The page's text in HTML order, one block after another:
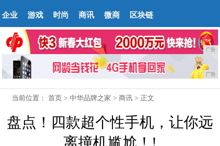
企业 游戏 时尚 商讯 微商 区块链
广告
广告
当前位置：首页 >中华品牌之家 >商讯 > 正文
盘点！四款超个性手机，让你远
离撞机尴尬！!